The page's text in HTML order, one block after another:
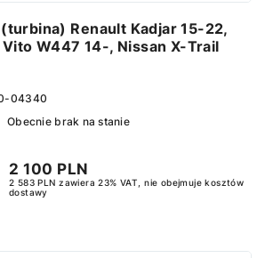
Renault Kadjar 15-22,
W447 14-, Nissan X-Trail
04340
Obecnie brak na stanie
2 100 PLN
2 583 PLN zawiera 23% VAT, nie obejmuje kosztów
dostawy